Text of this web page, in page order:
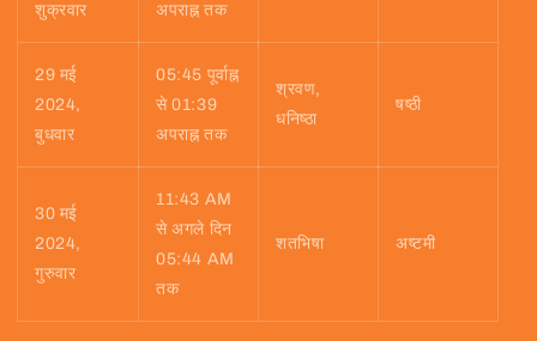
शुक्रवार
अपराह्न तक
29 मई
2024,
बुधवार
05:45 पूर्वाह्न
से 01:39
अपराह्न तक
श्रवण,
धनिष्ठा
षष्ठी
30 मई
2024,
गुरुवार
11:43 AM
से अगले दिन
05:44 AM
तक
शतभिषा अष्टमी